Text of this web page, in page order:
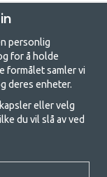
camping
samle familien for et
finner du alt du
på familietelt,
personlig
for å holde
formålet samler vi
deres enheter.
eller velg
du vil slå av ved